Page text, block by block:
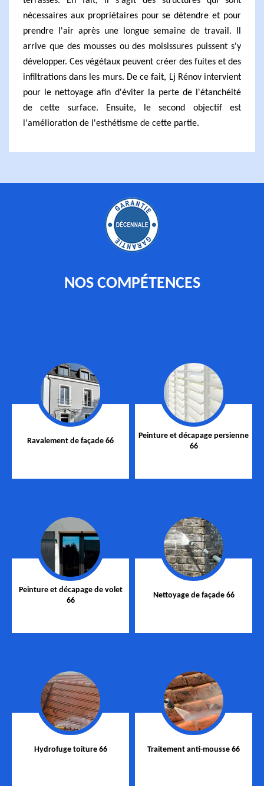
nécessaires aux propriétaires pour se détendre et pour
prendre l'air après une longue semaine de travail. Il
arrive que des mousses ou des moisissures puissent s'y
développer. Ces végétaux peuvent créer des fuites et des
infiltrations dans les murs. De ce fait, Lj Rénov intervient
pour le nettoyage afin d'éviter la perte de l'étanchéité
de cette surface. Ensuite, le second objectif est
l'amélioration de l'esthétisme de cette partie.
NOS COMPÉTENCES
Ravalement de façade 66
Peinture et décapage persienne
66
Peinture et décapage de volet
66
Nettoyage de façade 66
Hydrofuge toiture 66 Traitement anti-mousse 66